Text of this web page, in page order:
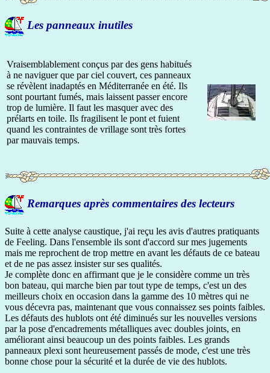
Les panneaux inutiles
Vraisemblablement conçus par des gens habitués
à ne naviguer que par ciel couvert, ces panneaux
se révèlent inadaptés en Méditerranée en été. Ils
sont pourtant fumés, mais laissent passer encore
trop de lumière. Il faut les masquer avec des
prélarts en toile. Ils fragilisent le pont et fuient
quand les contraintes de vrillage sont très fortes
par mauvais temps.
Remarques après commentaires des lecteurs
Suite à cette analyse caustique, j'ai reçu les avis d'autres pratiquants
de Feeling. Dans l'ensemble ils sont d'accord sur mes jugements
mais me reprochent de trop mettre en avant les défauts de ce bateau
et de ne pas assez insister sur ses qualités.
Je complète donc en affirmant que je le considère comme un très
bon bateau, qui marche bien par tout type de temps, c'est un des
meilleurs choix en occasion dans la gamme des 10 mètres qui ne
vous décevra pas, maintenant que vous connaissez ses points faibles.
Les défauts des hublots ont été diminués sur les nouvelles versions
par la pose d'encadrements métalliques avec doubles joints, en
améliorant ainsi beaucoup un des points faibles. Les grands
panneaux plexi sont heureusement passés de mode, c'est une très
bonne chose pour la sécurité et la durée de vie des hublots.